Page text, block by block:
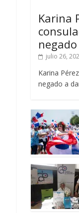
Karina
julio 26,
Karina
negado a